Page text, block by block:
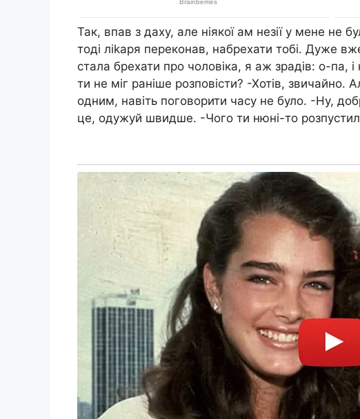
Так, впав з даху, але ніякої ам незії у мене не
тоді ліkаря переконав, набрехати тобі. Дуже
стала брехати про чоловіка, я аж зрадів: о-па,
ти не міг раніше розповісти? -Хотів,
одним, навіть поговорити часу не було. -Ну,
це, одужуй швидше. -Чого ти нюні-то